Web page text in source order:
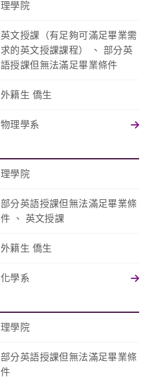
理學院
英文授課（有足夠可滿足畢業需
求的英文授課課程） 、 部分英
語授課但無法滿足畢業條件
外籍生 僑生
物理學系
理學院
部分英語授課但無法滿足畢業條
件 、 英文授課
外籍生 僑生
化學系
理學院
部分英語授課但無法滿足畢業條
件